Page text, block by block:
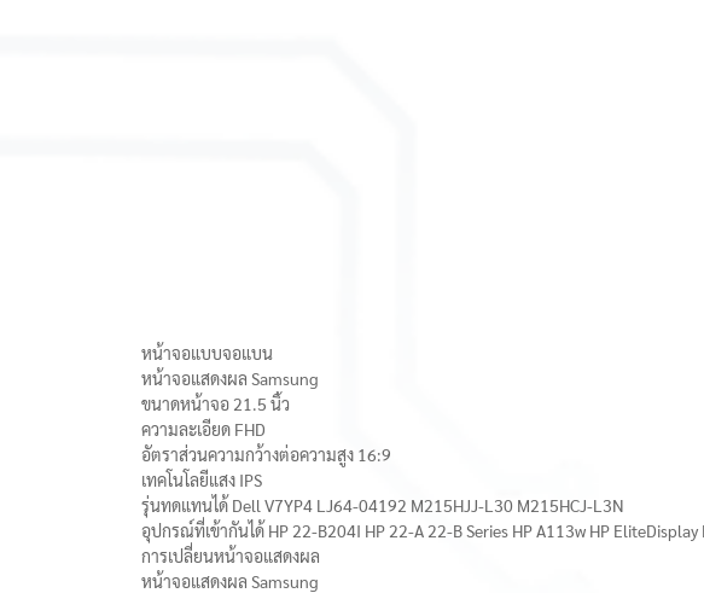
หน้าจอแบบจอแบน
หน้าจอแสดงผล Samsung
ขนาดหน้าจอ 21.5 นิ้ว
ความละเอียด FHD
อัตราส่วนความกว้างต่อความสูง 16:9
เทคโนโลยีแสง IPS
รุ่นทดแทนได้ Dell V7YP4 LJ64-04192 M215HJJ-L30 M215HCJ-L3N
อุปกรณ์ที่เข้ากันได้ HP 22-B204I HP 22-A 22-B Series HP A113w HP
การเปลี่ยนหน้าจอแสดงผล
หน้าจอแสดงผล Samsung